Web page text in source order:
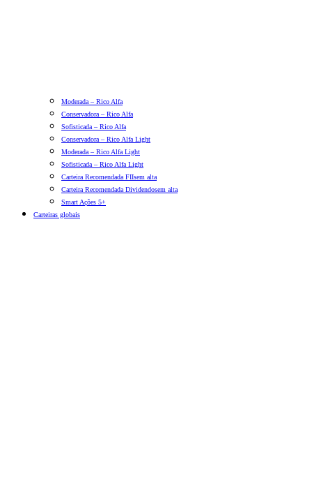
Moderada – Rico Alfa
Conservadora – Rico Alfa
Sofisticada – Rico Alfa
Conservadora – Rico Alfa Light
Moderada – Rico Alfa Light
Sofisticada – Rico Alfa Light
Carteira Recomendada FIIsem alta
Carteira Recomendada Dividendosem alta
Smart Ações 5+
Carteiras globais